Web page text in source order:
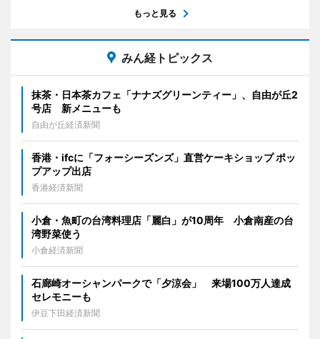
もっと見る
みん経トピックス
抹茶・日本茶カフェ「ナナズグリーンティー」、自由が丘2
号店 新メニューも
自由が丘経済新聞
香港・ifcに「フォーシーズンズ」直営ケーキショップ ポッ
プアップ出店
香港経済新聞
小倉・魚町の台湾料理店「麗白」が10周年 小倉南産の台
湾野菜使う
小倉経済新聞
石廊崎オーシャンパークで「夕涼会」 来場100万人達成
セレモニーも
伊豆下田経済新聞